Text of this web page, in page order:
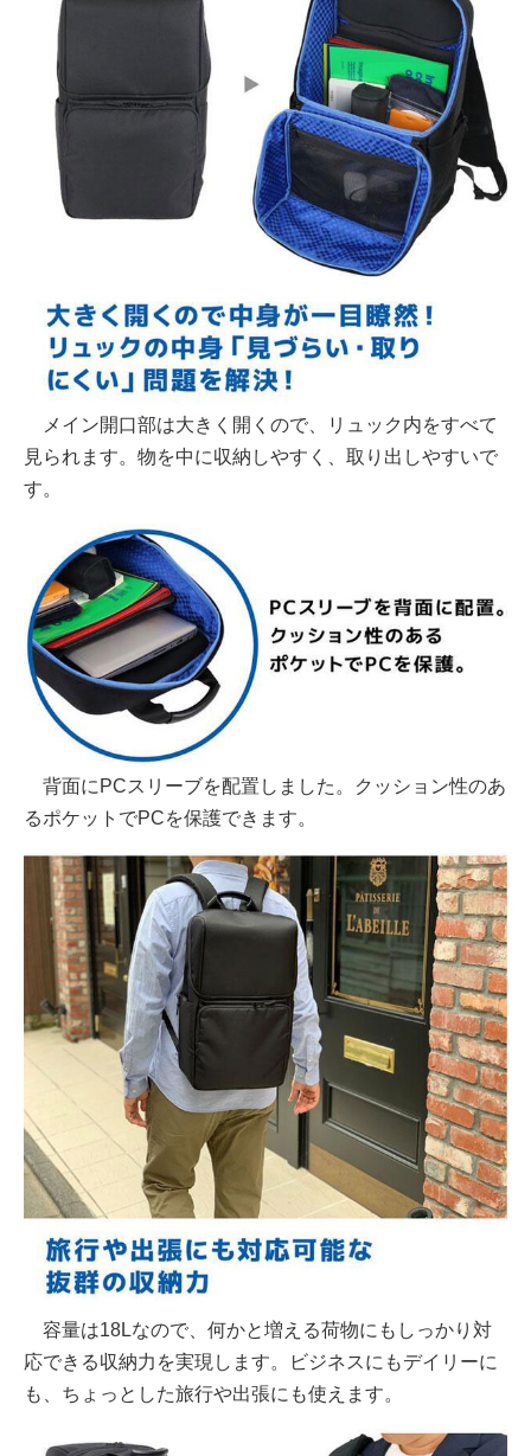
メイン開口部は大きく開くので、リュック内をすべて
見られます。物を中に収納しやすく、取り出しやすいで
す。
背面にPCスリーブを配置しました。クッション性のあ
るポケットでPCを保護できます。
容量は18Lなので、何かと増える荷物にもしっかり対
応できる収納力を実現します。ビジネスにもデイリーに
も、ちょっとした旅行や出張にも使えます。